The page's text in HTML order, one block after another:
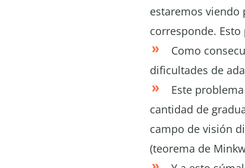
estaremos viendo
corresponde.
Como
dificultades de
Este
cantidad de
campo de visión
(teorema de